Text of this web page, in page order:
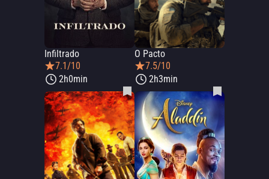
Infiltrado
7.1/10
2h0min
O Pacto
7.5/10
2h3min